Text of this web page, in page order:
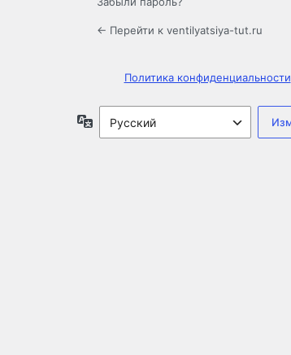
← Перейти к ventilyatsiya-tut.ru
Политика конфиденциальности
Язык